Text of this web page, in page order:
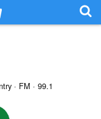
· FM · 99.1